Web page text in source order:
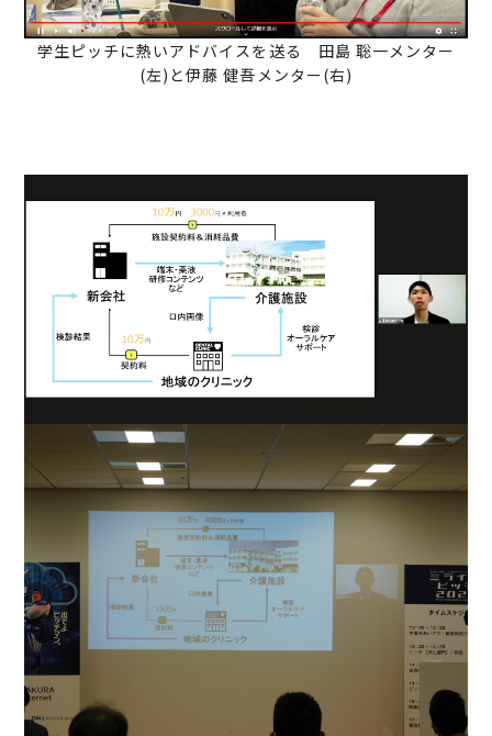
学生ピッチに熱いアドバイスを送る 田島 聡一メンター
(左)と伊藤 健吾メンター(右)